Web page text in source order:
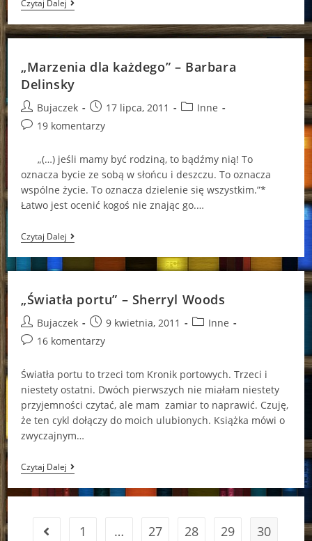
Czytaj Dalej„Po
Drugiej
Stronie”
–
Palmer
„Marzenia dla każdego” – Barbara
Delinsky
Post
author:
Bujaczek
Post
published:
17 lipca, 2011
PostInne
Post19 komentarzy
„(…) jeśli mamy być rodziną, to bądźmy nią! To
oznacza bycie ze sobą w słońcu i deszczu. To oznacza
wspólne życie. To oznacza dzielenie się wszystkim.”*
Łatwo jest ocenić kogoś nie znając go.…
Czytaj Dalej„Marzenia
Dla
Każdego”
–
„Światła portu” – Sherryl Woods
Post
author:
Bujaczek
Post
published:
9 kwietnia, 2011
PostInne
Post16 komentarzy
Światła portu to trzeci tom Kronik portowych. Trzeci i
niestety ostatni. Dwóch pierwszych nie miałam niestety
przyjemności czytać, ale mam zamiar to naprawić. Czuję,
że ten cykl dołączy do moich ulubionych. Książka mówi o
zwyczajnym…
Czytaj Dalej„Światła
Portu”
–
Sherryl
Go to the previous page
1 … 27 28 29 30